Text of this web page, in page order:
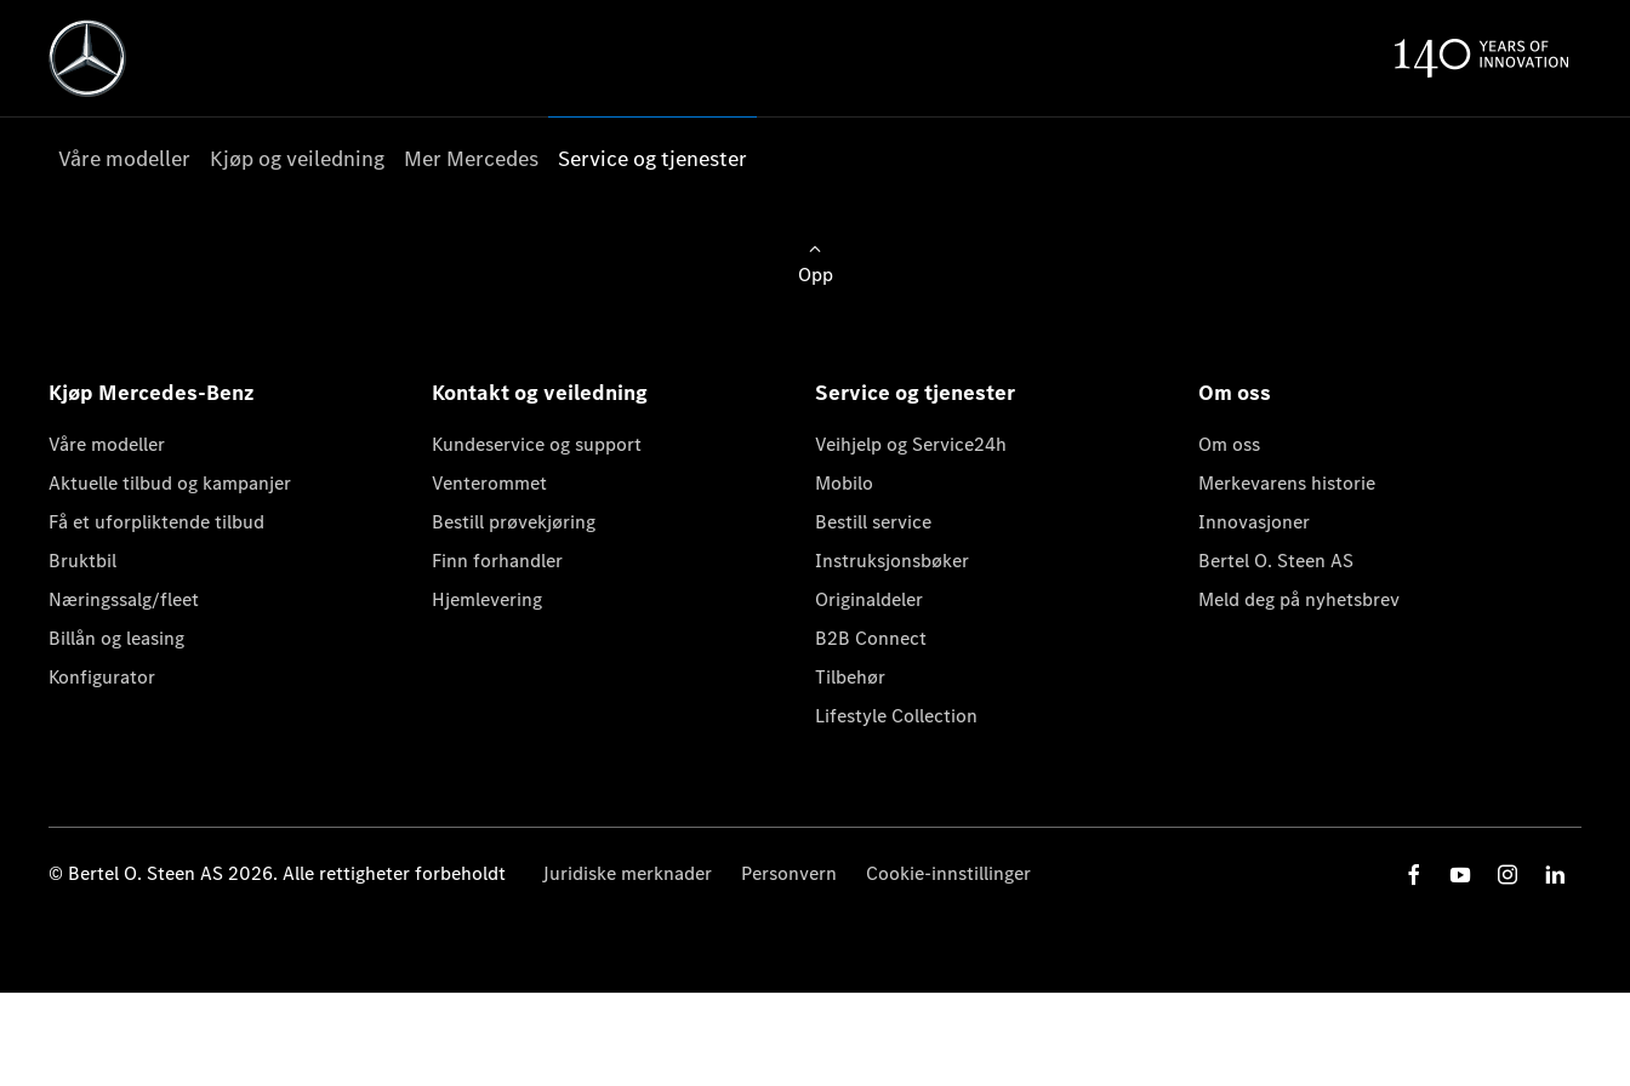
Våre modeller Kjøp og veiledning Mer Mercedes Service og tjenester
Opp
Kjøp Mercedes-Benz
Våre modeller
Aktuelle tilbud og kampanjer
Få et uforpliktende tilbud
Bruktbil
Næringssalg/fleet
Billån og leasing
Konfigurator
Kontakt og veiledning
Kundeservice og support
Venterommet
Bestill prøvekjøring
Finn forhandler
Hjemlevering
Service og tjenester
Veihjelp og Service24h
Mobilo
Bestill service
Instruksjonsbøker
Originaldeler
B2B Connect
Tilbehør
Lifestyle Collection
Om oss
Om oss
Merkevarens historie
Innovasjoner
Bertel O. Steen AS
Meld deg på nyhetsbrev
© Bertel O. Steen AS 2026. Alle rettigheter forbeholdt Juridiske merknader Personvern Cookie-innstillinger